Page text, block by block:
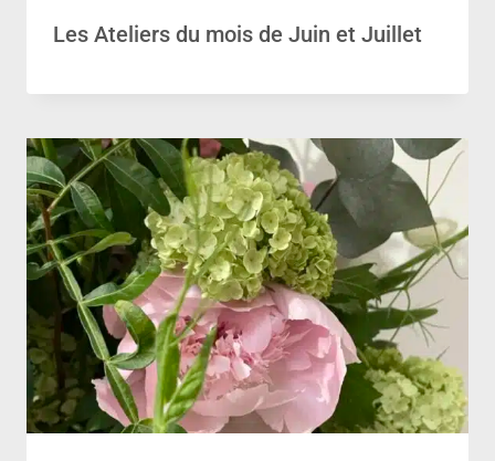
Les Ateliers du mois de Juin et Juillet